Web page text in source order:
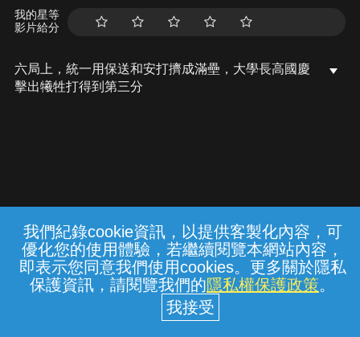
我們紀錄cookie資訊，以提供客製化內容，可
優化您的使用體驗，若繼續閱覽本網站內容，
即表示您同意我們使用cookies。更多關於隱私
保護資訊，請閱覽我們的隱私權保護政策。
我的星等
影片給分
六局上，統一用保送和安打擠成滿壘，大學長高國慶
擊出犧牲打得到第三分
常見問題 線上客服 服務條款 隱私權保護
中華電信股份有限公司個人家庭分公司
(統一編號：96979949) © 2026
{{notifyMsg}}